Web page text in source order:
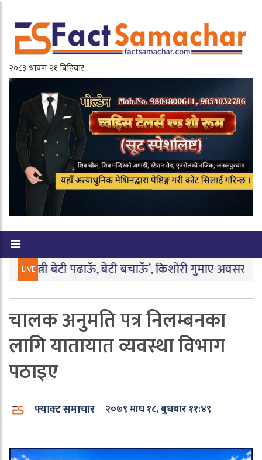
LIVE
पढाऊँ, बेटी बचाऊँ’, किशोरी गुमाए अवसर|बारामा
चालक अनुमति पत्र निलम्बनका
लागि यातायात व्यवस्था विभाग
पठाइए
फ्याक्ट समाचार २०७९ माघ १८, बुधबार ११:४९